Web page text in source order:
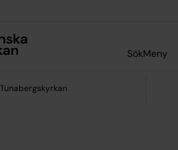
SökMeny
Tunabergskyrkan